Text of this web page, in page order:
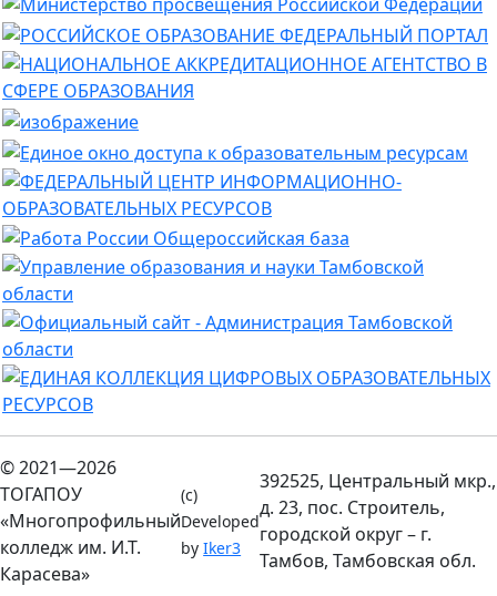
© 2021—2026
ТОГАПОУ
«Многопрофильный
колледж им. И.Т.
Карасева»
(c)
Developed
byIker3
392525, Центральный мкр.,
д. 23, пос. Строитель,
городской округ – г.
Тамбов, Тамбовская обл.